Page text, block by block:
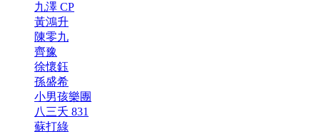
九澤 CP
黃鴻升
陳零九
齊豫
徐懷鈺
孫盛希
小男孩樂團
八三夭 831
蘇打綠